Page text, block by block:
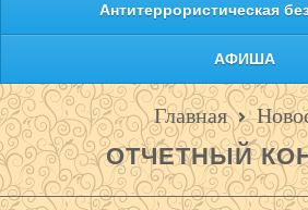
Антитеррористическая
АФИША
Главная
ОТЧЕТНЫЙ